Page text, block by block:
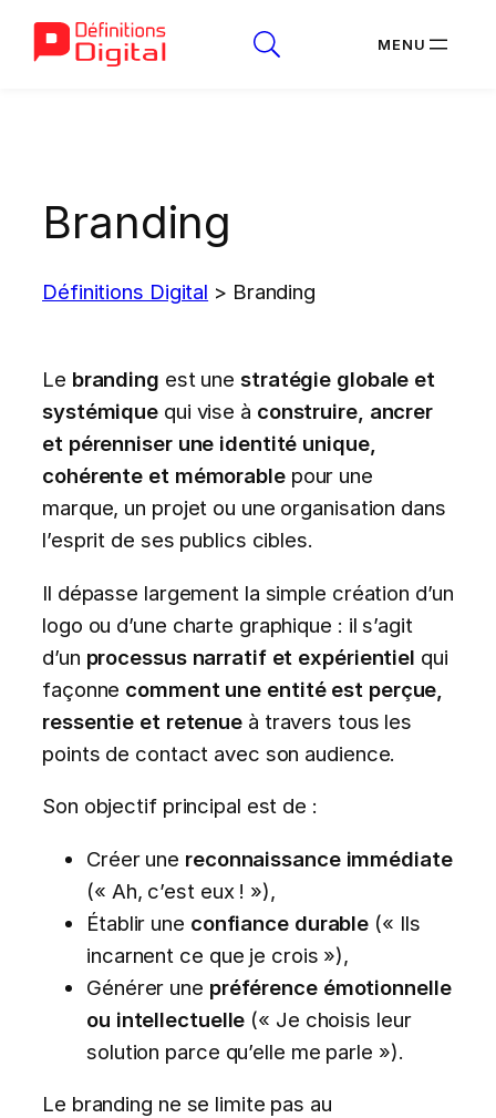
Branding
Définitions Digital > Branding
Le branding est unestratégie globale et
systémique qui vise à construire, ancrer
et pérenniser une identité unique,
cohérente et mémorablepour une
marque, un projet ou une organisation dans
l’esprit de ses publics cibles.
Il dépasse largement la simple création d’un
logo ou d’une charte graphique : il s’agit
d’un processus narratif et expérientiel qui
façonne comment une entité est perçue,
ressentie et retenue à travers tous les
points de contact avec son audience.
Son objectif principal est de :
Créer une reconnaissance immédiate
(« Ah, c’est eux ! »),
Établir une confiance durable (« Ils
incarnent ce que je crois »),
Générer une préférence émotionnelle
ou intellectuelle (« Je choisis leur
solution parce qu’elle me parle »).
Le branding ne se limite pas au